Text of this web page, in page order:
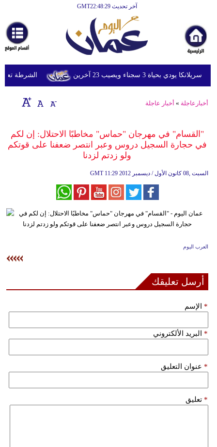
آخر تحديث GMT22:48:29
أخبارعاجلة
رياضة
ثقافة
إقتصاد
وموسيقى
أزياء
سياحة
وسفر
مرأة
بيئة
مدوَّنات
الشرطة تعتقل بحياة 3 سجناء ويصيب 23 آخرين
أخبارعاجلة » أخبار عاجلة
"القسام" في مهرجان "حماس" مخاطبًا الاحتلال: إن لكم
في حجارة السجيل دروس وعبر انتصر ضعفنا على قوتكم
ولو زدتم لزدنا
GMT 11:29 2012 السبت ,08 كانون الأول / ديسمبر
العرب اليوم
أرسل تعليقك
الإسم *
البريد الألكتروني *
عنوان التعليق *
تعليق *